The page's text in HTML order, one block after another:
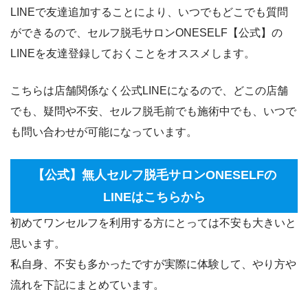
LINEで友達追加することにより、いつでもどこでも質問
ができるので、セルフ脱毛サロンONESELF【公式】の
LINEを友達登録しておくことをオススメします。
こちらは店舗関係なく公式LINEになるので、どこの店舗
でも、疑問や不安、セルフ脱毛前でも施術中でも、いつで
も問い合わせが可能になっています。
【公式】無人セルフ脱毛サロンONESELFの
LINEはこちらから
初めてワンセルフを利用する方にとっては不安も大きいと
思います。
私自身、不安も多かったですが実際に体験して、やり方や
流れを下記にまとめています。